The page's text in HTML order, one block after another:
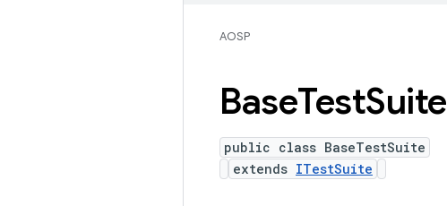
AOSP
BaseTestSuite
public class BaseTestSuite
extends ITestSuite